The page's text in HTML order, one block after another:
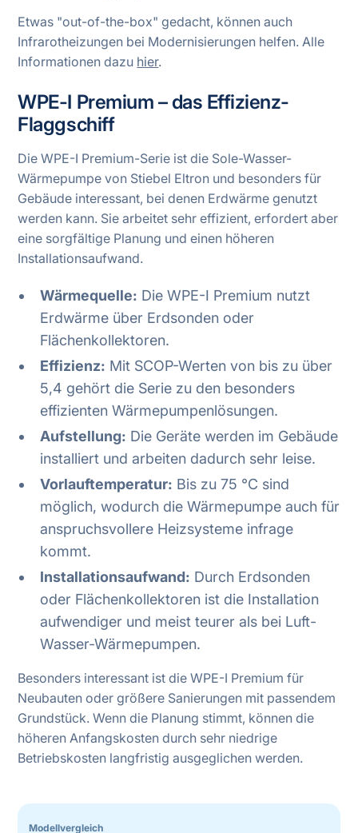
Etwas "out-of-the-box" gedacht, können auch
Infrarotheizungen bei Modernisierungen helfen. Alle
Informationen dazu hier.
WPE-I Premium – das Effizienz-
Flaggschiff
Die WPE-I Premium-Serie ist die Sole-Wasser-
Wärmepumpe von Stiebel Eltron und besonders für
Gebäude interessant, bei denen Erdwärme genutzt
werden kann. Sie arbeitet sehr effizient, erfordert aber
eine sorgfältige Planung und einen höheren
Installationsaufwand.
Wärmequelle: Die WPE-I Premium nutzt
Erdwärme über Erdsonden oder
Flächenkollektoren.
Effizienz: Mit SCOP-Werten von bis zu über
5,4 gehört die Serie zu den besonders
effizienten Wärmepumpenlösungen.
Aufstellung: Die Geräte werden im Gebäude
installiert und arbeiten dadurch sehr leise.
Vorlauftemperatur: Bis zu 75 °C sind
möglich, wodurch die Wärmepumpe auch für
anspruchsvollere Heizsysteme infrage
kommt.
Installationsaufwand: Durch Erdsonden
oder Flächenkollektoren ist die Installation
aufwendiger und meist teurer als bei Luft-
Wasser-Wärmepumpen.
Besonders interessant ist die WPE-I Premium für
Neubauten oder größere Sanierungen mit passendem
Grundstück. Wenn die Planung stimmt, können die
höheren Anfangskosten durch sehr niedrige
Betriebskosten langfristig ausgeglichen werden.
Modellvergleich